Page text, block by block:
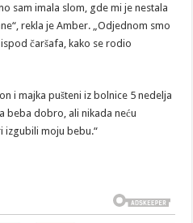
sam imala slom, gde mi je nestala
rekla je Amber. „Odjednom smo
čaršafa, kako se rodio
i majka pušteni iz bolnice 5 nedelja
beba dobro, ali nikada neću
izgubili moju bebu.“